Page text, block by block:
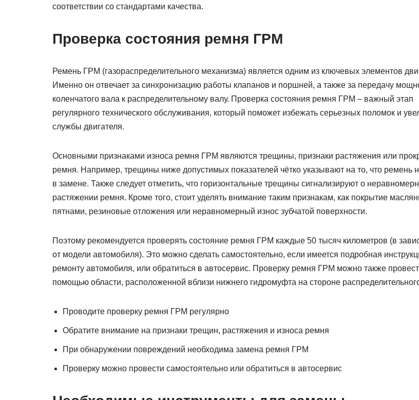
соответствии со стандартами качества.
Проверка состояния ремня ГРМ
Ремень ГРМ (газораспределительного механизма) является одним из ключевых элементов
Именно он отвечает за синхронизацию работы клапанов и поршней, а также за передачу
коленчатого вала к распределительному валу. Проверка состояния ремня ГРМ – важный этап
регулярного технического обслуживания, который поможет избежать серьезных поломок и
службы двигателя.
Основными признаками износа ремня ГРМ являются трещины, признаки растяжения или
ремня. Например, трещины ниже допустимых показателей чётко указывают на то, что ремень
в замене. Также следует отметить, что горизонтальные трещины сигнализируют о
растяжении ремня. Кроме того, стоит уделять внимание таким признакам, как покрытие
пятнами, резиновые отложения или неравномерный износ зубчатой поверхности.
Поэтому рекомендуется проверять состояние ремня ГРМ каждые 50 тысяч километров (в
от модели автомобиля). Это можно сделать самостоятельно, если имеется подробная
ремонту автомобиля, или обратиться в автосервис. Проверку ремня ГРМ можно также
помощью области, расположенной вблизи нижнего гидромуфта на стороне
Проводите проверку ремня ГРМ регулярно
Обратите внимание на признаки трещин, растяжения и износа ремня
При обнаружении повреждений необходима замена ремня ГРМ
Проверку можно провести самостоятельно или обратиться в автосервис